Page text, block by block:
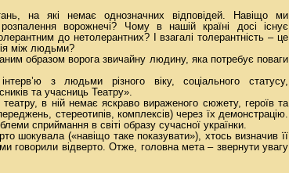
на які немає однозначних відповідей. Навіщо ми
ворожнечі? Чому в нашій країні досі існує
до нетолерантних? І взагалі толерантність – це
між людьми?
образом ворога звичайну людину, яка потребує поваги
з людьми різного віку, соціального статусу,
та учасниць Театру».
в ній немає яскраво вираженого сюжету, героїв та
стереотипів, комплексів) через їх демонстрацію.
сприймання в світі образу сучасної українки.
шокувала («навіщо таке показувати»), хтось визначив її
говорили відверто. Отже, головна мета – звернути увагу